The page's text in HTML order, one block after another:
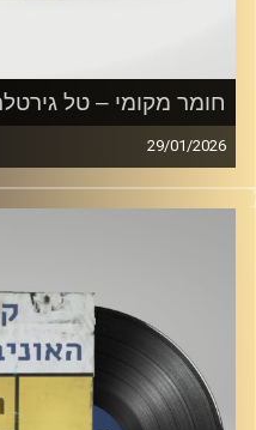
חומר מקומי – טל
29/01/2026
שעה של מוזיקה ישראלית